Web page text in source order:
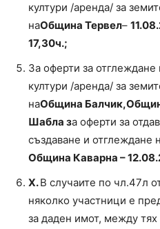
култури /аренда/ за
наОбщина Тервел– 11.0
17,30ч.;
За оферти за
култури /аренда/ за
наОбщина Балчик,
Шабла за оферти за
създаване и отглеждане
Община Каварна –
X.В случаите по чл.47л
няколко участници е
за даден имот, между